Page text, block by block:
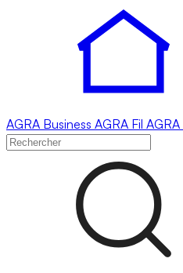
AGRA Business AGRA Fil AGRA